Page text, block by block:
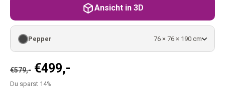
€579,- Ursprünglicher
Preis
€499,-
Du sparst 14%
Pepper 76 × 76 × 190 cm
Ansicht in 3D